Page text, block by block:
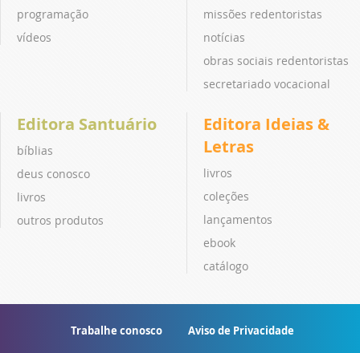
programação
vídeos
missões redentoristas
notícias
obras sociais redentoristas
secretariado vocacional
Editora Santuário
bíblias
deus conosco
livros
outros produtos
Editora Ideias &
Letras
livros
coleções
lançamentos
ebook
catálogo
Trabalhe conosco Aviso de Privacidade